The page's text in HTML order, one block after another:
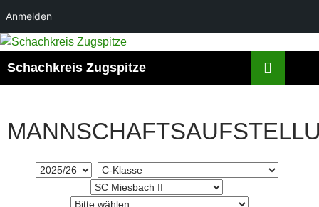
Anmelden
Zum
springen
Schachkreis Zugspitze